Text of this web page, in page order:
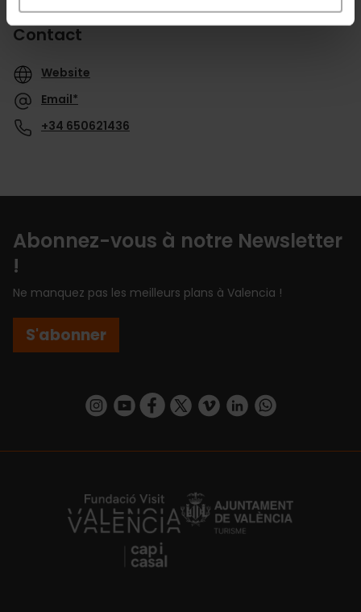
Contact
Website
Email*
+34 650621436
Abonnez-vous à notre Newsletter
!
Ne manquez pas les meilleurs plans à Valencia !
S'abonner
https://www.instagram.com/visit_valencia/
https://www.youtube.com/user/
https://www.facebook.com/
https://twitter.com/
https://vimeo.com/
https://www.linkedin.com/company/turismo-valencia/https://api.whatsapp.com/send/
https://fundacion.visitvalencia.com/